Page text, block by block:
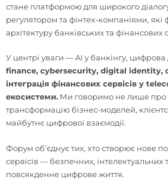
стане платформою для широкого
регулятором та фінтех-компаніями,
архітектуру банківських та фінансових
У центрі уваги — AI у банкінгу, цифрова
finance, cybersecurity, digital identity,
інтеграція фінансових сервісів у
екосистеми. Ми говоримо не лише про
трансформацію бізнес-моделей,
майбутнє цифрової взаємодії.
Форум об’єднує тих, хто створює нове
сервісів — безпечних, інтелектуальних
повсякденне цифрове життя.